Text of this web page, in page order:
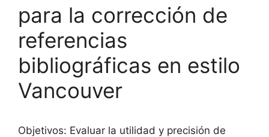
para la corrección de
referencias
bibliográficas en estilo
Vancouver
Objetivos: Evaluar la utilidad y precisión de